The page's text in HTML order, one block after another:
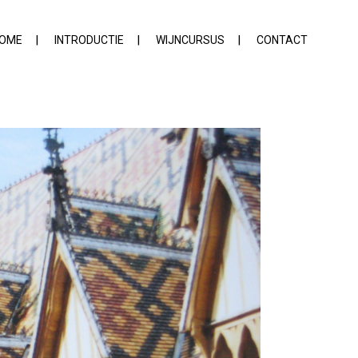
INTRODUCTIE WIJNCURSUS CONTACT